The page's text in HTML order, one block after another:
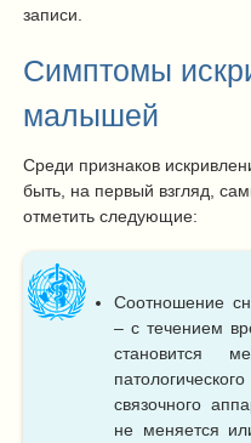
записи.
Симптомы
малышей
Среди признаков
быть, на первый взгляд,
отметить следующие:
Соотношение
– с течением
становится
связочного
не меняется